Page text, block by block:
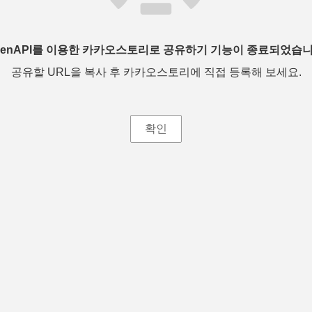
를 이용한 카카오스토리로 공유하기 기능이 종료되었습
공유할 URL을 복사 후 카카오스토리에 직접 등록해 보세요.
확인